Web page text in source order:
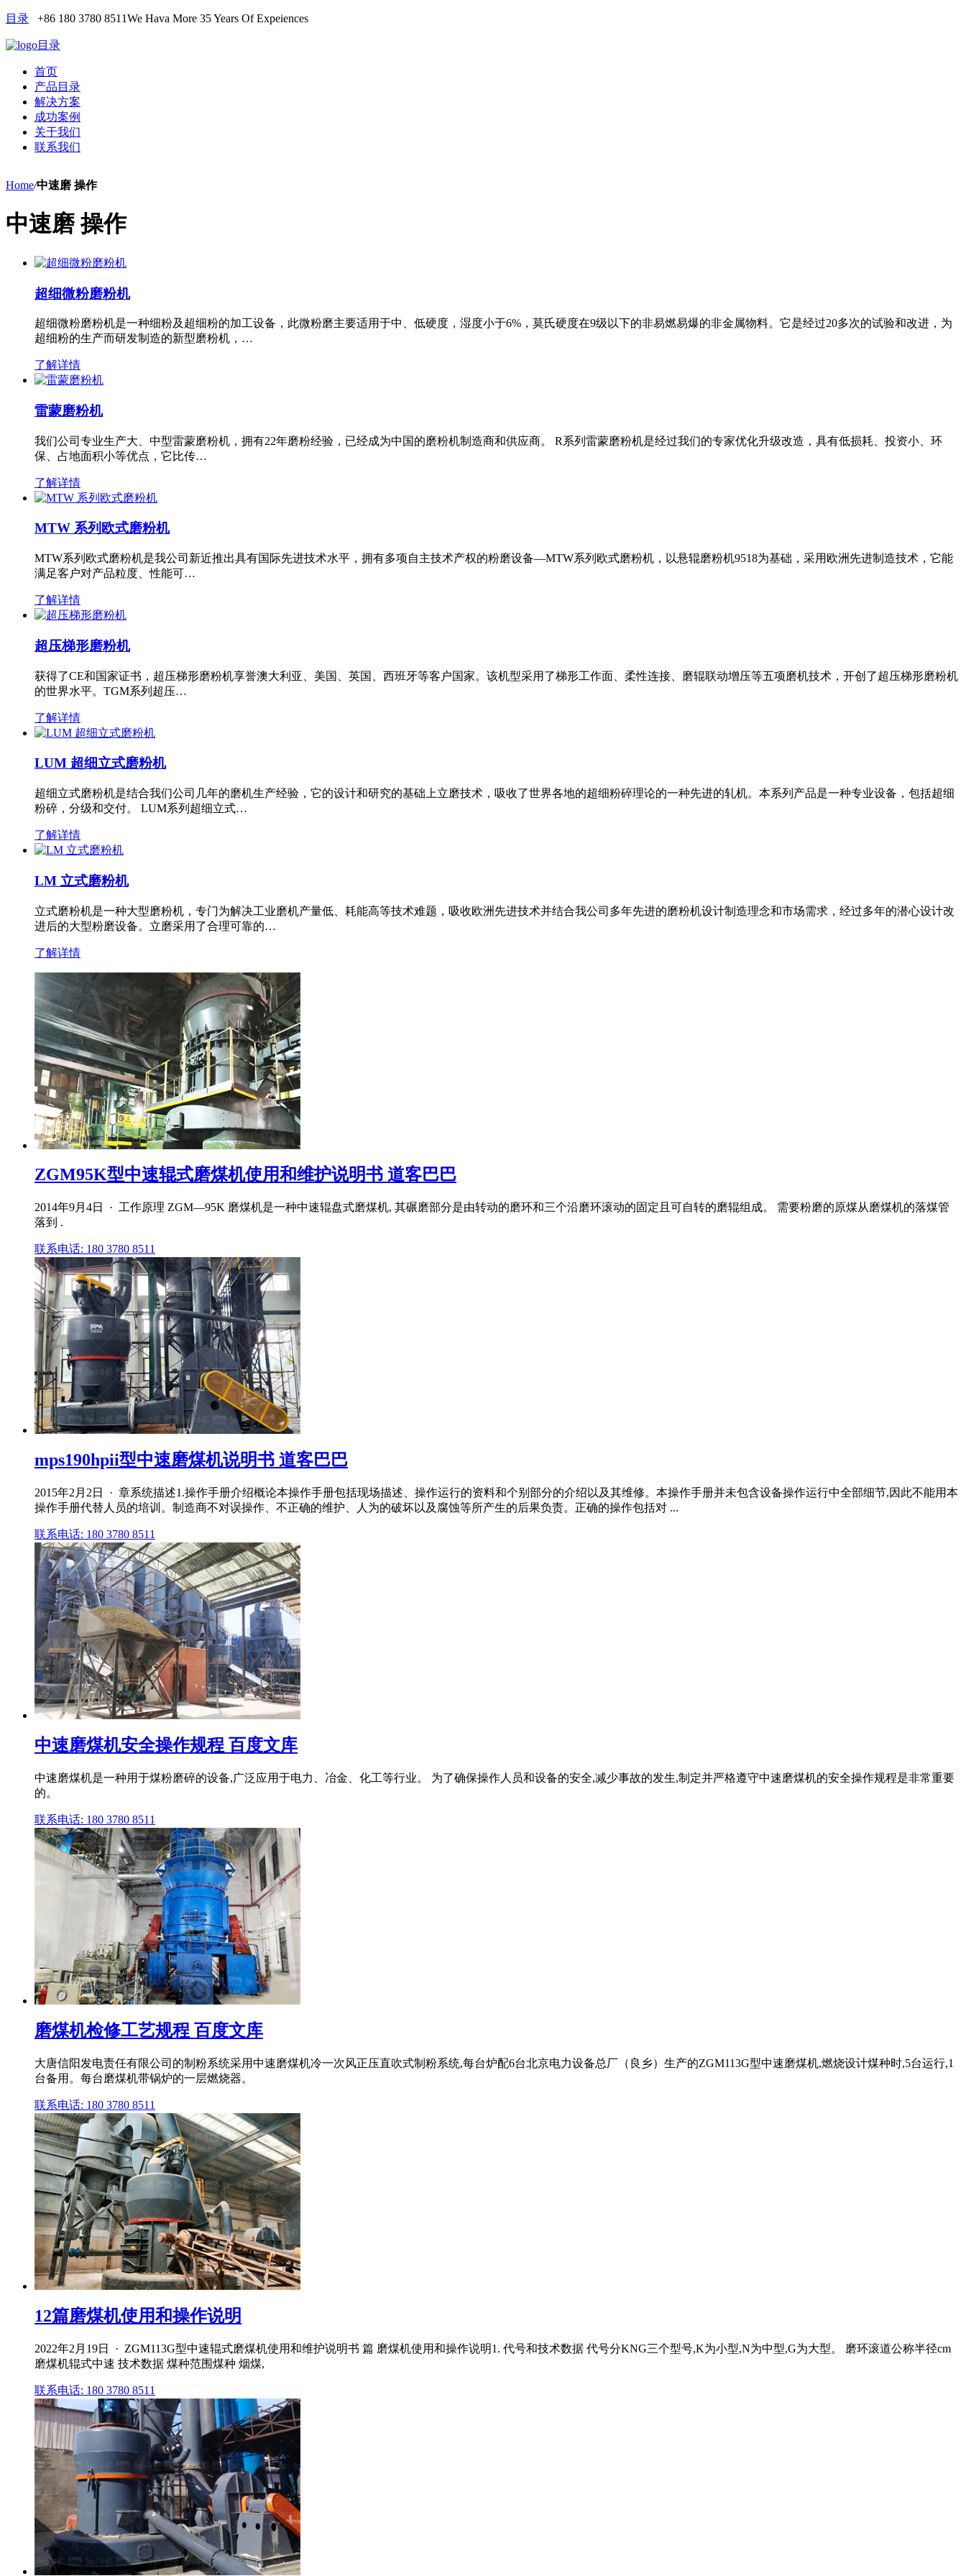
目录 +86 180 3780 8511We Hava More 35 Years Of Expeiences
目录
首页
产品目录
解决方案
成功案例
关于我们
联系我们
Home/中速磨 操作
中速磨 操作
超细微粉磨粉机
超细微粉磨粉机是一种细粉及超细粉的加工设备，此微粉磨主要适用于中、低硬度，湿度小于6%，莫氏硬度在9级以下的非易燃易爆的非金属物料。它是经过20多次的试验和改进，为
超细粉的生产而研发制造的新型磨粉机，…
了解详情
雷蒙磨粉机
我们公司专业生产大、中型雷蒙磨粉机，拥有22年磨粉经验，已经成为中国的磨粉机制造商和供应商。 R系列雷蒙磨粉机是经过我们的专家优化升级改造，具有低损耗、投资小、环
保、占地面积小等优点，它比传…
了解详情
MTW 系列欧式磨粉机
MTW系列欧式磨粉机是我公司新近推出具有国际先进技术水平，拥有多项自主技术产权的粉磨设备—MTW系列欧式磨粉机，以悬辊磨粉机9518为基础，采用欧洲先进制造技术，它能
满足客户对产品粒度、性能可…
了解详情
超压梯形磨粉机
获得了CE和国家证书，超压梯形磨粉机享誉澳大利亚、美国、英国、西班牙等客户国家。该机型采用了梯形工作面、柔性连接、磨辊联动增压等五项磨机技术，开创了超压梯形磨粉机
的世界水平。TGM系列超压…
了解详情
LUM 超细立式磨粉机
超细立式磨粉机是结合我们公司几年的磨机生产经验，它的设计和研究的基础上立磨技术，吸收了世界各地的超细粉碎理论的一种先进的轧机。本系列产品是一种专业设备，包括超细
粉碎，分级和交付。 LUM系列超细立式…
了解详情
LM 立式磨粉机
立式磨粉机是一种大型磨粉机，专门为解决工业磨机产量低、耗能高等技术难题，吸收欧洲先进技术并结合我公司多年先进的磨粉机设计制造理念和市场需求，经过多年的潜心设计改
进后的大型粉磨设备。立磨采用了合理可靠的…
了解详情
ZGM95K型中速辊式磨煤机使用和维护说明书 道客巴巴
2014年9月4日 · 工作原理 ZGM—95K 磨煤机是一种中速辊盘式磨煤机, 其碾磨部分是由转动的磨环和三个沿磨环滚动的固定且可自转的磨辊组成。 需要粉磨的原煤从磨煤机的落煤管
落到 .
联系电话: 180 3780 8511
mps190hpii型中速磨煤机说明书 道客巴巴
2015年2月2日 · 章系统描述1.操作手册介绍概论本操作手册包括现场描述、操作运行的资料和个别部分的介绍以及其维修。本操作手册并未包含设备操作运行中全部细节,因此不能用本
操作手册代替人员的培训。制造商不对误操作、不正确的维护、人为的破坏以及腐蚀等所产生的后果负责。正确的操作包括对 ...
联系电话: 180 3780 8511
中速磨煤机安全操作规程 百度文库
中速磨煤机是一种用于煤粉磨碎的设备,广泛应用于电力、冶金、化工等行业。 为了确保操作人员和设备的安全,减少事故的发生,制定并严格遵守中速磨煤机的安全操作规程是非常重要
的。
联系电话: 180 3780 8511
磨煤机检修工艺规程 百度文库
大唐信阳发电责任有限公司的制粉系统采用中速磨煤机冷一次风正压直吹式制粉系统,每台炉配6台北京电力设备总厂（良乡）生产的ZGM113G型中速磨煤机,燃烧设计煤种时,5台运行,1
台备用。每台磨煤机带锅炉的一层燃烧器。
联系电话: 180 3780 8511
12篇磨煤机使用和操作说明
2022年2月19日 · ZGM113G型中速辊式磨煤机使用和维护说明书 篇 磨煤机使用和操作说明1. 代号和技术数据 代号分KNG三个型号,K为小型,N为中型,G为大型。 磨环滚道公称半径cm
磨煤机辊式中速 技术数据 煤种范围煤种 烟煤,
联系电话: 180 3780 8511